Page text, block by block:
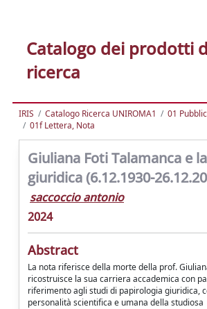
Catalogo dei prodotti
ricerca
IRIS Catalogo Ricerca UNIROMA1
01
01f Lettera, Nota
Giuliana Foti Talamanca e
giuridica (6.12.1930-
saccoccio antonio
2024
Abstract
La nota riferisce della morte della prof.
ricostruisce la sua carriera accademica con
riferimento agli studi di papirologia giuridica,
personalità scientifica e umana della studiosa